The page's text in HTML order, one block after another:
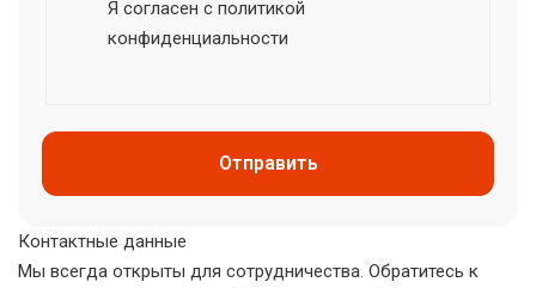
Я согласен с политикой
конфиденциальности
Отправить
Контактные данные
Мы всегда открыты для сотрудничества. Обратитесь к